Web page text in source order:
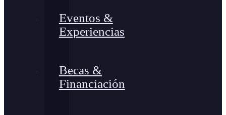
Eventos &
Experiencias
Becas &
Financiación